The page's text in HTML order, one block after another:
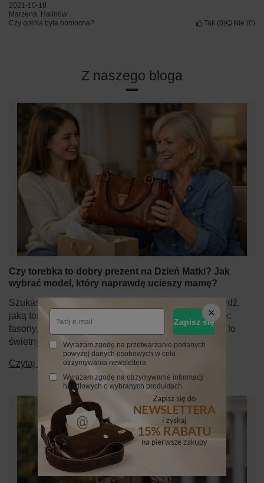
2021-10-18
Marzena, Halinów
Czy opinia była pomocna?
Tak 0 Nie 0
Z naszego bloga
Czy torebka to dobry prezent na Dzień Matki? Jak
wybrać model, który naprawdę ucieszy mamę?
Szukasz idealnego prezentu na Dzień Matki? Sprawdź,
jaką torebkę wybrać dla mamy – praktyczny poradnik:
fasony, kolory, rozmiary i dlaczego skórzana torebka to
świetny pomysł na prezent.
Czytaj więcej
Zapisz się
Wyrażam zgodę na przetwarzanie podanych
powyżej danych osobowych w celu
otrzymywania newslettera
Wyrażam zgodę na otrzymywanie informacji
handlowych o wybranych produktach.